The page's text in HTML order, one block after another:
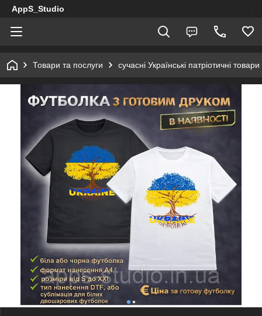
AppS_Studio
Товари та послуги сучасні Українські патріотичні товари